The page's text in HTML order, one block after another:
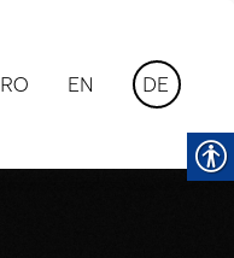
RO EN DE